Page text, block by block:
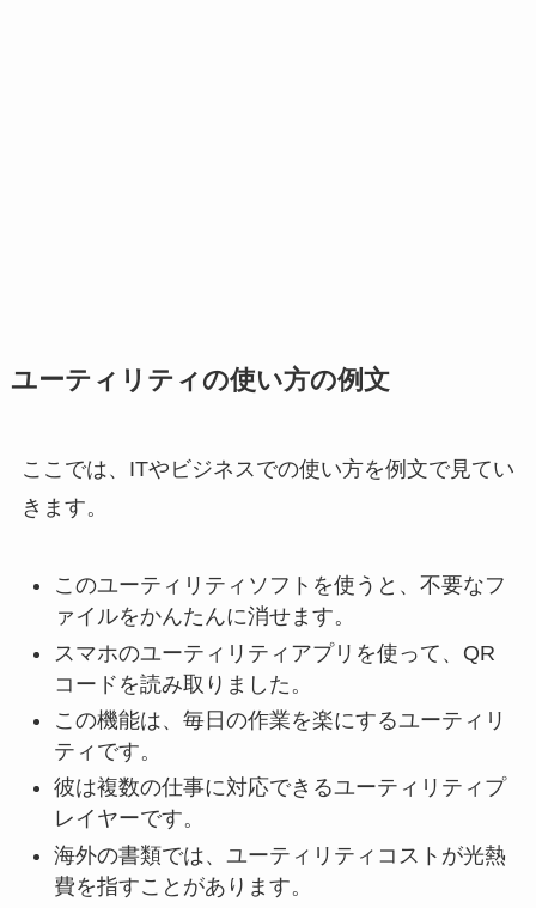
ユーティリティの使い方の例文
ここでは、ITやビジネスでの使い方を例文で見てい
きます。
このユーティリティソフトを使うと、不要なフ
ァイルをかんたんに消せます。
スマホのユーティリティアプリを使って、QR
コードを読み取りました。
この機能は、毎日の作業を楽にするユーティリ
ティです。
彼は複数の仕事に対応できるユーティリティプ
レイヤーです。
海外の書類では、ユーティリティコストが光熱
費を指すことがあります。